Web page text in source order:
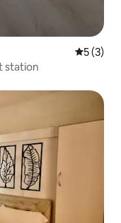
5 (3)
station